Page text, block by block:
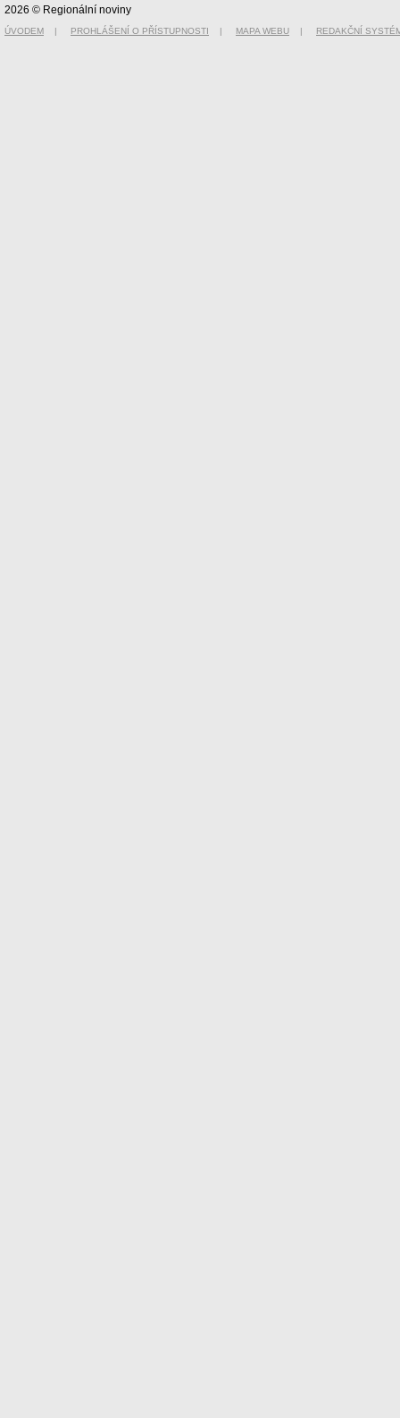
2026 © Regionální noviny
ÚVODEM | PROHLÁŠENÍ O PŘÍSTUPNOSTI | MAPA WEBU | REDAKČNÍ